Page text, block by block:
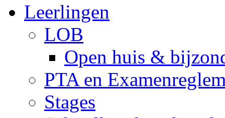
Leerlingen
LOB
Open huis &
PTA en
Stages